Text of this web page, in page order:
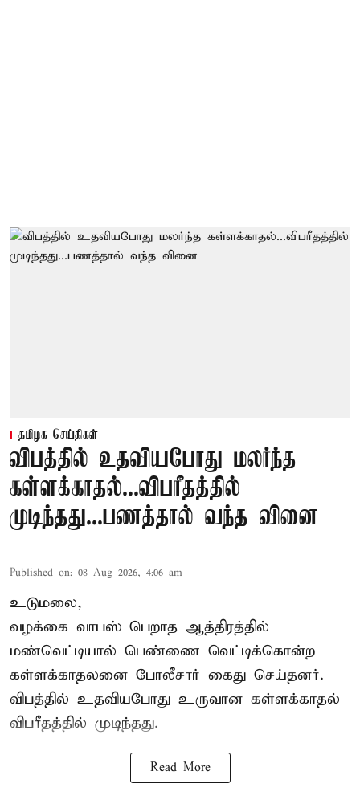
தமிழக செய்திகள்
விபத்தில் உதவியபோது மலர்ந்த
கள்ளக்காதல்...விபரீதத்தில்
முடிந்தது...பணத்தால் வந்த வினை
Published on: 08 Aug 2026, 4:06 am
உடுமலை,
வழக்கை வாபஸ் பெறாத ஆத்திரத்தில்
மண்வெட்டியால் பெண்ணை வெட்டிக்கொன்ற
கள்ளக்காதலனை போலீசார் கைது செய்தனர்.
விபத்தில் உதவியபோது உருவான கள்ளக்காதல்
விபரீதத்தில் முடிந்தது.
Read More